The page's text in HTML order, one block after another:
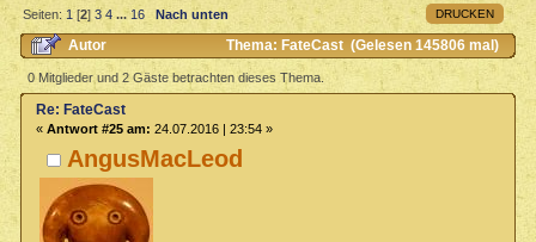
DRUCKEN
Seiten:1[2]3 4 ...16 Nach unten
Autor Thema: FateCast (Gelesen 145806 mal)
0 Mitglieder und 2 Gäste betrachten dieses Thema.
AngusMacLeod
Re: FateCast
« Antwort #25 am: 24.07.2016 | 23:54 »